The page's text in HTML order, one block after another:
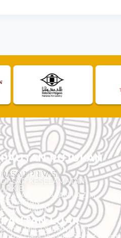
PAUTAN RUJUKAN
DASAR PRIVASI
DASAR KESELAMATAN
ARKIB
SOALAN - SOALAN LAZIM
PENAFIAN
PETA LAMAN
PAUTAN LUAR
Portal MyGOVERNMENT